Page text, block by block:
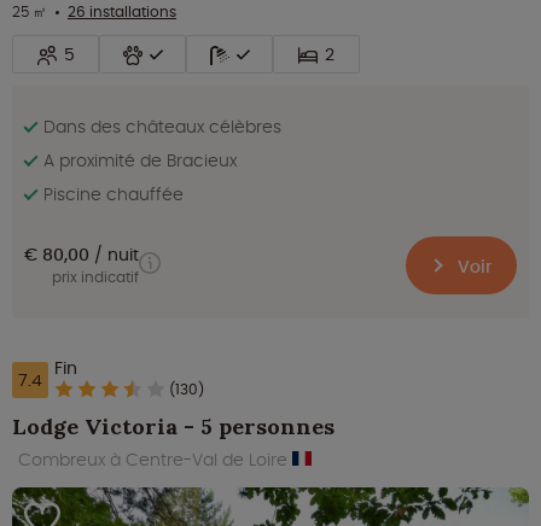
25 ㎡ 26 installations
5 2
Dans des châteaux célèbres
A proximité de Bracieux
Piscine chauffée
€ 80,00 nuit
prix indicatif Voir
7.4 Fin
(130)
Lodge Victoria - 5 personnes
Combreux à Centre-Val de Loire